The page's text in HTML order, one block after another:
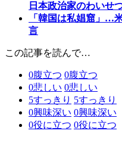
日本政治家のわいせ
「韓国は私娼窟」…
言
この記事を読んで…
0腹立つ 0腹立つ
0悲しい 0悲しい
5すっきり 5すっきり
0興味深い 0興味深い
0役に立つ 0役に立つ